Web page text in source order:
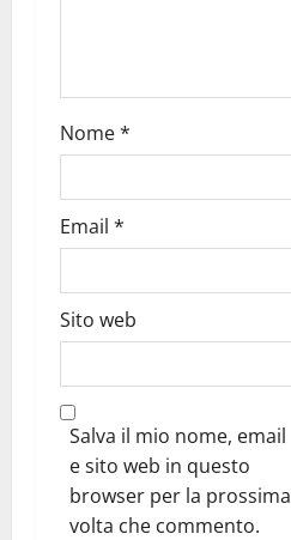
Nome*
Email *
Sito web
Salva il mio nome, email
e sito web in questo
browser per la prossima
volta che commento.